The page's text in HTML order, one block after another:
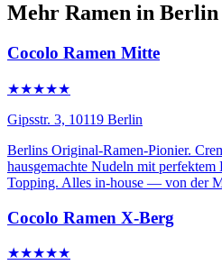
Mehr Ramen in Berlin
Cocolo Ramen Mitte
★★★★★
Gipsstr. 3, 10119 Berlin
Berlins Original-Ramen-Pionier.
hausgemachte Nudeln mit
Topping. Alles in-house — von der
Cocolo Ramen X-Berg
★★★★★